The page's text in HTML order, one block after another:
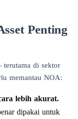
Penting
terutama di sektor
memantau NOA:
lebih akurat.
dipakai untuk